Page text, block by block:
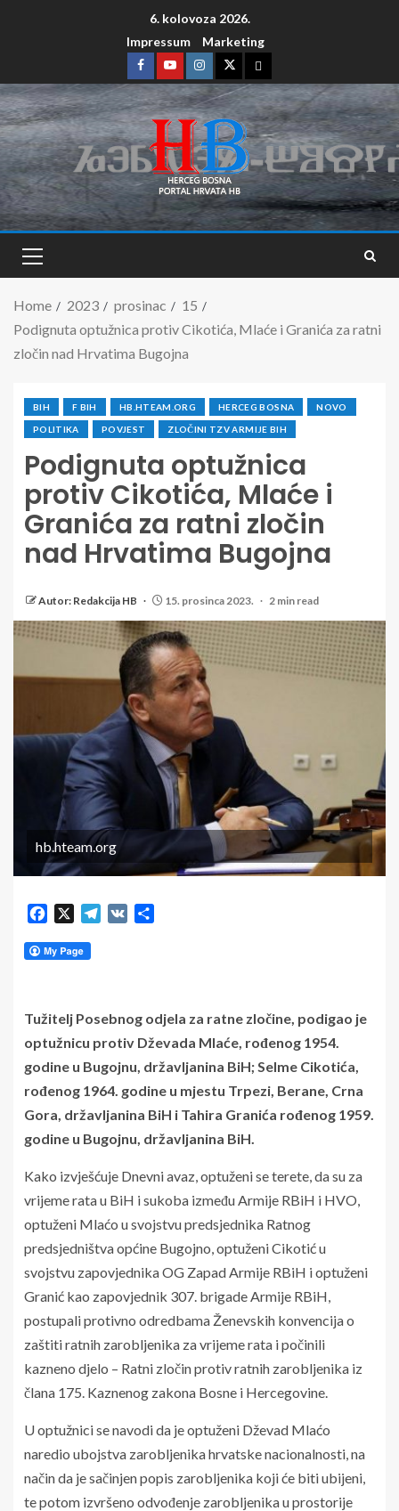
6. kolovoza 2026.
Impressum
Marketing
Home 2023 prosinac
15
Podignuta optužnica protiv Cikotića, Mlaće i Granića za ratni
zločin nad Hrvatima Bugojna
BIH F BIH HB.HTEAM.ORG HERCEG BOSNA NOVO
POLITIKA POVJEST ZLOČINI TZV ARMIJE BIH
Podignuta optužnica
protiv Cikotića, Mlaće i
Granića za ratni zločin
nad Hrvatima Bugojna
Autor: Redakcija HB 15. prosinca 2023. 2 min read
hb.hteam.org
Facebook Telegram
VK
Tužitelj Posebnog odjela za ratne zločine, podigao je
optužnicu protiv Dževada Mlaće, rođenog 1954.
godine u Bugojnu, državljanina BiH; Selme Cikotića,
rođenog 1964. godine u mjestu Trpezi, Berane, Crna
Gora, državljanina BiH i Tahira Granića rođenog 1959.
godine u Bugojnu, državljanina BiH.
Kako izvješćuje Dnevni avaz, optuženi se terete, da su za
vrijeme rata u BiH i sukoba između Armije RBiH i HVO,
optuženi Mlaćo u svojstvu predsjednika Ratnog
predsjedništva općine Bugojno, optuženi Cikotić u
svojstvu zapovjednika OG Zapad Armije RBiH i optuženi
Granić kao zapovjednik 307. brigade Armije RBiH,
postupali protivno odredbama Ženevskih konvencija o
zaštiti ratnih zarobljenika za vrijeme rata i počinili
kazneno djelo – Ratni zločin protiv ratnih zarobljenika iz
člana 175. Kaznenog zakona Bosne i Hercegovine.
U optužnici se navodi da je optuženi Dževad Mlaćo
naredio ubojstva zarobljenika hrvatske nacionalnosti, na
način da je sačinjen popis zarobljenika koji će biti ubijeni,
te potom izvršeno odvođenje zarobljenika u prostorije